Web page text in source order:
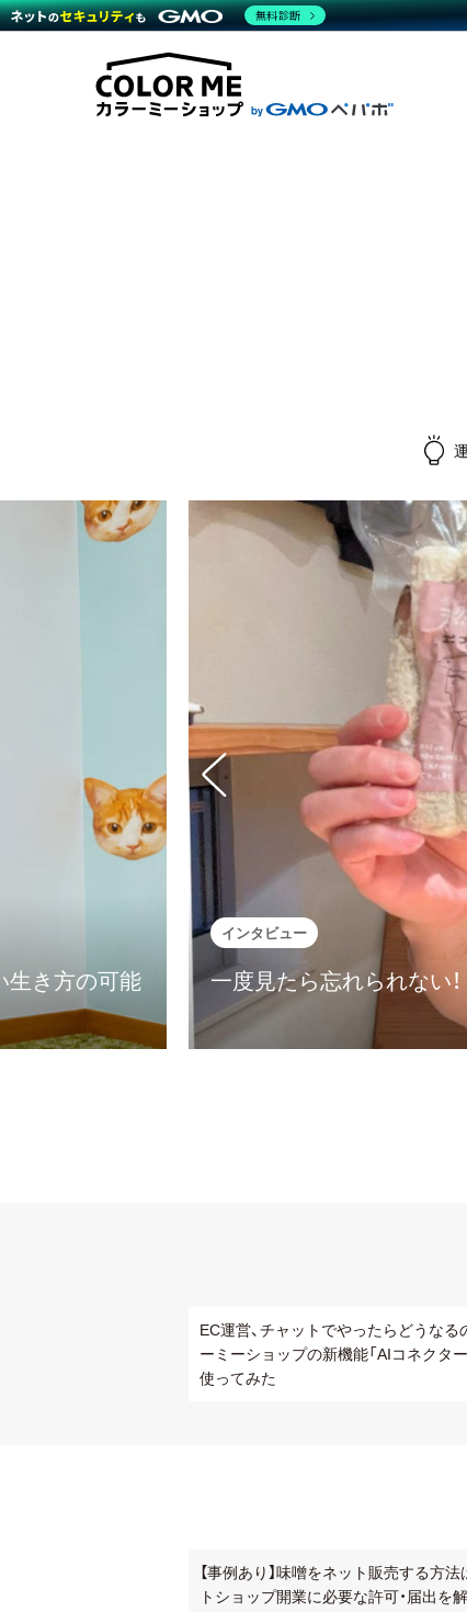
商材一覧を見る
機能一覧を見る
料金
プラン・料金一覧を見る
事例
運営サポート
サポート一覧を見る
生き方の可能
インタビュー
一度見たら忘れられない
EC運営、チャットでやったらどうなる
ーミーショップの新機能「AIコネクター
使ってみた
【事例あり】味噌をネット販売する方法
トショップ開業に必要な許可・届出を
無料診断